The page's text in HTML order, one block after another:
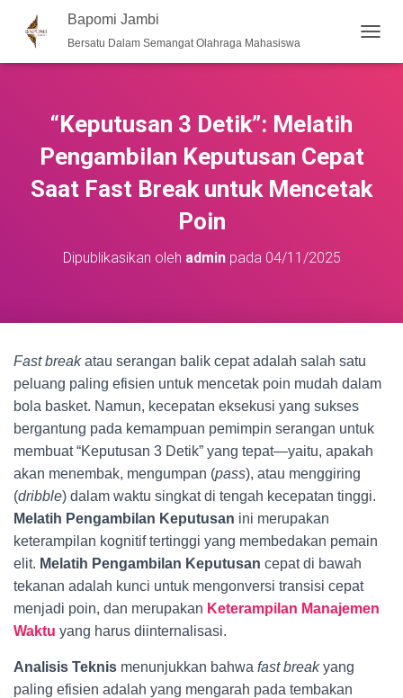
Bapomi Jambi
Bersatu Dalam Semangat Olahraga Mahasiswa
O
V
I
“Keputusan 3 Detik”: Melatih
Pengambilan Keputusan Cepat
Saat Fast Break untuk Mencetak
Poin
Dipublikasikan oleh adminpada 04/11/2025
Fast breakatau serangan balik cepat adalah salah satu
peluang paling efisien untuk mencetak poin mudah dalam
bola basket. Namun, kecepatan eksekusi yang sukses
bergantung pada kemampuan pemimpin serangan untuk
membuat “Keputusan 3 Detik” yang tepat—yaitu, apakah
akan menembak, mengumpan (pass), atau menggiring
(dribble) dalam waktu singkat di tengah kecepatan tinggi.
Melatih Pengambilan Keputusan ini merupakan
keterampilan kognitif tertinggi yang membedakan pemain
elit. Melatih Pengambilan Keputusan cepat di bawah
tekanan adalah kunci untuk mengonversi transisi cepat
menjadi poin, dan merupakan Keterampilan Manajemen
Waktu yang harus diinternalisasi.
Analisis Teknis menunjukkan bahwa fast breakyang
paling efisien adalah yang mengarah pada tembakan